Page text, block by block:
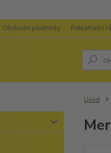
Obchodní podmínky Reklamační
Úvod